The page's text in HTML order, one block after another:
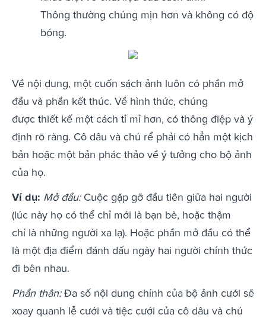
Thông thường chúng mịn hơn và không có độ
bóng.
Về nội dung, một cuốn sách ảnh luôn có phần mở
đầu và phần kết thúc. Về hình thức, chúng
được thiết kế một cách tỉ mỉ hơn, có thông điệp và ý
định rõ ràng. Cô dâu và chú rể phải có hẳn một kịch
bản hoặc một bản phác thảo về ý tưởng cho bộ ảnh
của họ.
Ví dụ: Mở đầu:Cuộc gặp gỡ đầu tiên giữa hai người
(lúc này họ có thể chỉ mới là bạn bè, hoặc thậm
chí là những người xa lạ). Hoặc phần mở đầu có thể
là một địa điểm đánh dấu ngày hai người chính thức
đi bên nhau.
Phần thân:Đa số nội dung chính của bộ ảnh cưới sẽ
xoay quanh lễ cưới và tiệc cưới của cô dâu và chú